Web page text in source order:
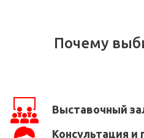
Почему
Выставочный
Консультация